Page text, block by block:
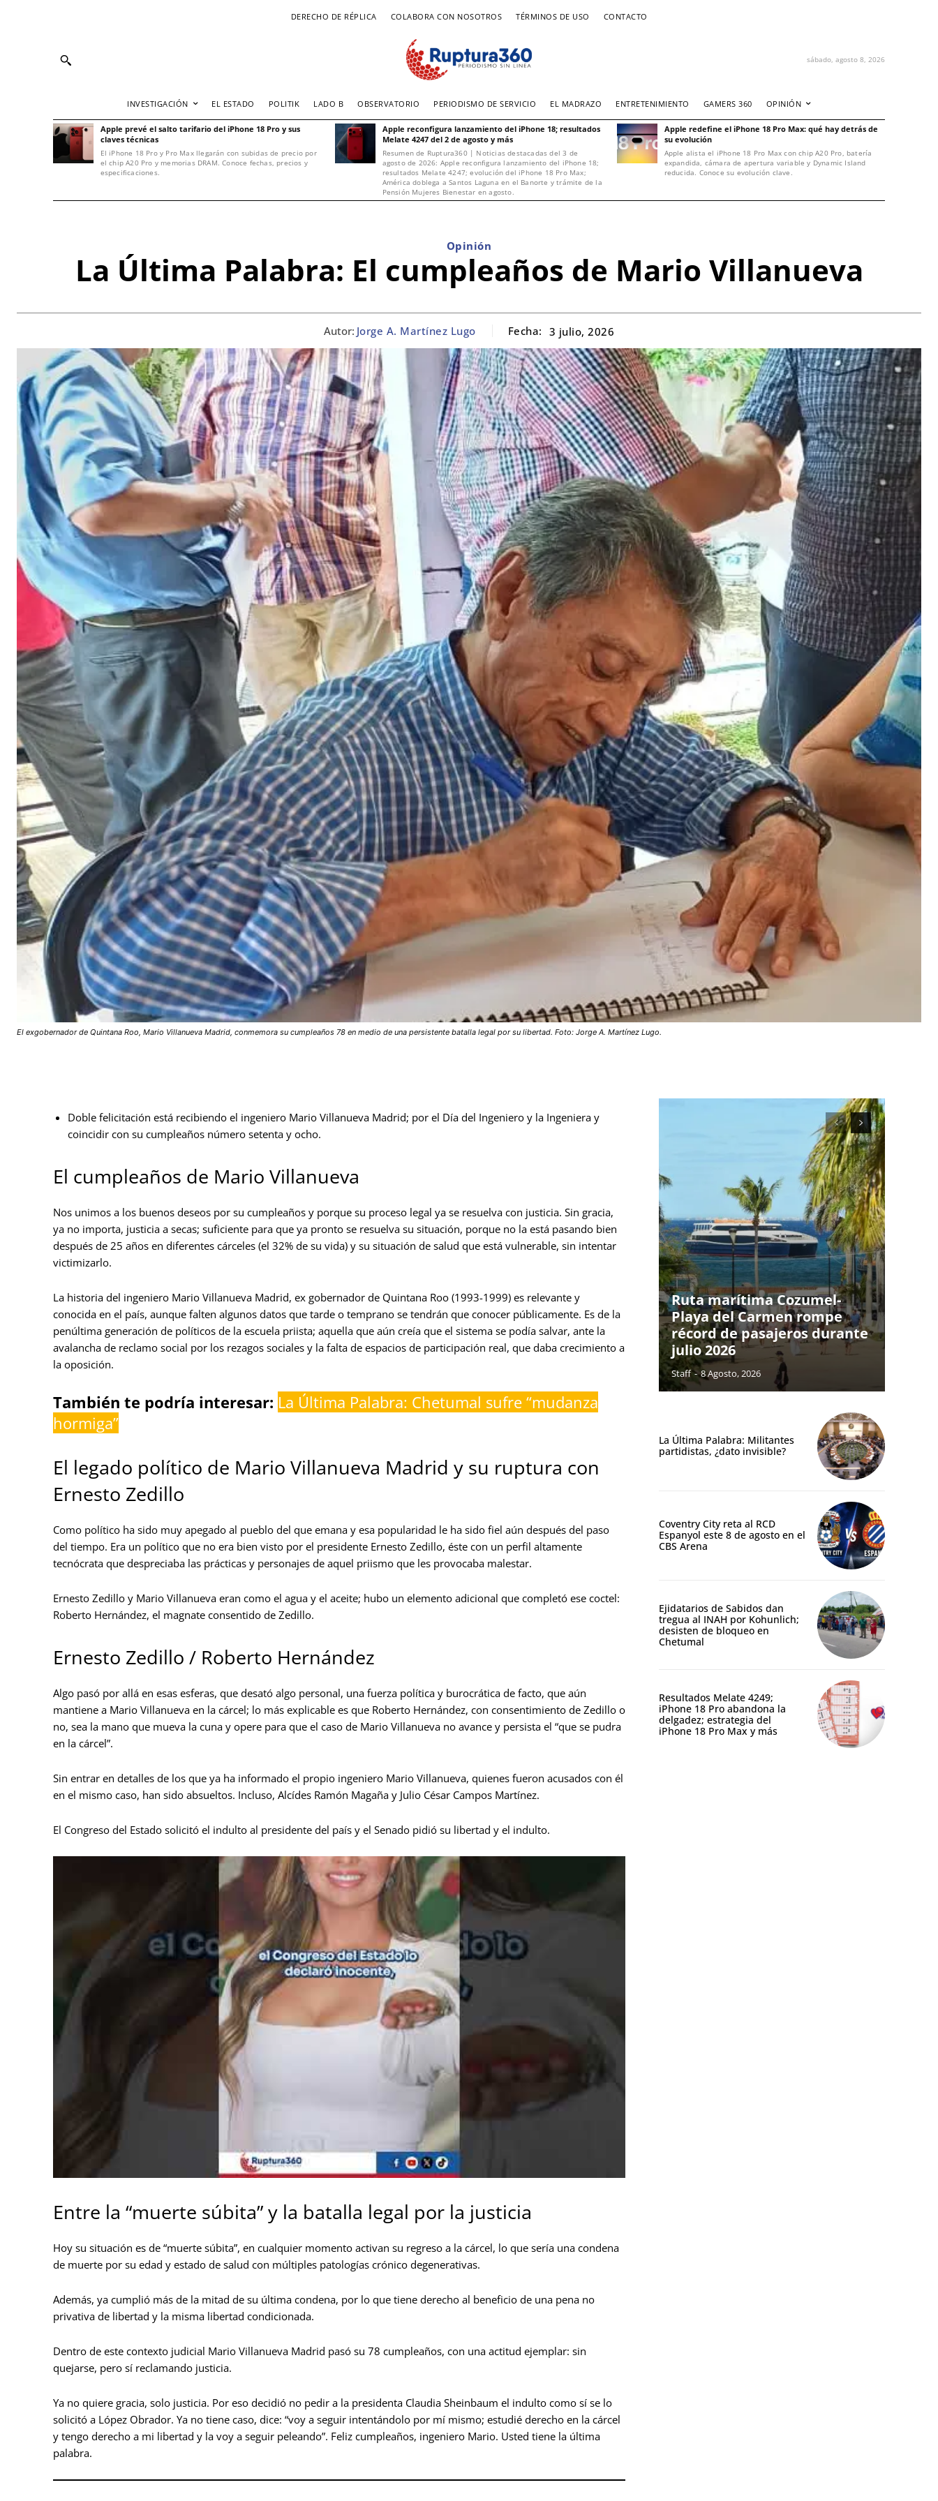
DERECHO DE RÉPLICA COLABORA CON NOSOTROS TÉRMINOS DE USO CONTACTO
sábado, agosto 8, 2026
INVESTIGACIÓN EL ESTADO POLITIK LADO B OBSERVATORIO PERIODISMO DE SERVICIO EL MADRAZO ENTRETENIMIENTO GAMERS 360 OPINIÓN
Apple prevé el salto tarifario del iPhone 18 Pro y sus
claves técnicas
El iPhone 18 Pro y Pro Max llegarán con subidas de precio por
el chip A20 Pro y memorias DRAM. Conoce fechas, precios y
especificaciones.
Apple reconfigura lanzamiento del iPhone 18; resultados
Melate 4247 del 2 de agosto y más
Resumen de Ruptura360 | Noticias destacadas del 3 de
agosto de 2026: Apple reconfigura lanzamiento del iPhone 18;
resultados Melate 4247; evolución del iPhone 18 Pro Max;
América doblega a Santos Laguna en el Banorte y trámite de la
Pensión Mujeres Bienestar en agosto.
Apple redefine el iPhone 18 Pro Max: qué hay detrás de
su evolución
Apple alista el iPhone 18 Pro Max con chip A20 Pro, batería
expandida, cámara de apertura variable y Dynamic Island
reducida. Conoce su evolución clave.
Opinión
La Última Palabra: El cumpleaños de Mario Villanueva
Autor: Jorge A. Martínez Lugo Fecha: 3 julio, 2026
El exgobernador de Quintana Roo, Mario Villanueva Madrid, conmemora su cumpleaños 78 en medio de una persistente batalla legal por su libertad. Foto: Jorge A. Martínez Lugo.
Doble felicitación está recibiendo el ingeniero Mario Villanueva Madrid; por el Día del Ingeniero y la Ingeniera y
coincidir con su cumpleaños número setenta y ocho.
El cumpleaños de Mario Villanueva
Nos unimos a los buenos deseos por su cumpleaños y porque su proceso legal ya se resuelva con justicia. Sin gracia,
ya no importa, justicia a secas; suficiente para que ya pronto se resuelva su situación, porque no la está pasando bien
después de 25 años en diferentes cárceles (el 32% de su vida) y su situación de salud que está vulnerable, sin intentar
victimizarlo.
La historia del ingeniero Mario Villanueva Madrid, ex gobernador de Quintana Roo (1993-1999) es relevante y
conocida en el país, aunque falten algunos datos que tarde o temprano se tendrán que conocer públicamente. Es de la
penúltima generación de políticos de la escuela priista; aquella que aún creía que el sistema se podía salvar, ante la
avalancha de reclamo social por los rezagos sociales y la falta de espacios de participación real, que daba crecimiento a
la oposición.
También te podría interesar: La Última Palabra: Chetumal sufre “mudanza
hormiga”
El legado político de Mario Villanueva Madrid y su ruptura con
Ernesto Zedillo
Como político ha sido muy apegado al pueblo del que emana y esa popularidad le ha sido fiel aún después del paso
del tiempo. Era un político que no era bien visto por el presidente Ernesto Zedillo, éste con un perfil altamente
tecnócrata que despreciaba las prácticas y personajes de aquel priismo que les provocaba malestar.
Ernesto Zedillo y Mario Villanueva eran como el agua y el aceite; hubo un elemento adicional que completó ese coctel:
Roberto Hernández, el magnate consentido de Zedillo.
Ernesto Zedillo / Roberto Hernández
Algo pasó por allá en esas esferas, que desató algo personal, una fuerza política y burocrática de facto, que aún
mantiene a Mario Villanueva en la cárcel; lo más explicable es que Roberto Hernández, con consentimiento de Zedillo o
no, sea la mano que mueva la cuna y opere para que el caso de Mario Villanueva no avance y persista el “que se pudra
en la cárcel”.
Sin entrar en detalles de los que ya ha informado el propio ingeniero Mario Villanueva, quienes fueron acusados con él
en el mismo caso, han sido absueltos. Incluso, Alcídes Ramón Magaña y Julio César Campos Martínez.
El Congreso del Estado solicitó el indulto al presidente del país y el Senado pidió su libertad y el indulto.
Entre la “muerte súbita” y la batalla legal por la justicia
Hoy su situación es de “muerte súbita”, en cualquier momento activan su regreso a la cárcel, lo que sería una condena
de muerte por su edad y estado de salud con múltiples patologías crónico degenerativas.
Además, ya cumplió más de la mitad de su última condena, por lo que tiene derecho al beneficio de una pena no
privativa de libertad y la misma libertad condicionada.
Dentro de este contexto judicial Mario Villanueva Madrid pasó su 78 cumpleaños, con una actitud ejemplar: sin
quejarse, pero sí reclamando justicia.
Ya no quiere gracia, solo justicia. Por eso decidió no pedir a la presidenta Claudia Sheinbaum el indulto como sí se lo
solicitó a López Obrador. Ya no tiene caso, dice: “voy a seguir intentándolo por mí mismo; estudié derecho en la cárcel
y tengo derecho a mi libertad y la voy a seguir peleando”. Feliz cumpleaños, ingeniero Mario. Usted tiene la última
palabra.
Ruta marítima Cozumel-
Playa del Carmen rompe
récord de pasajeros durante
julio 2026
Staff - 8 Agosto, 2026
La Última Palabra: Militantes
partidistas, ¿dato invisible?
Coventry City reta al RCD
Espanyol este 8 de agosto en el
CBS Arena
Ejidatarios de Sabidos dan
tregua al INAH por Kohunlich;
desisten de bloqueo en
Chetumal
Resultados Melate 4249;
iPhone 18 Pro abandona la
delgadez; estrategia del
iPhone 18 Pro Max y más